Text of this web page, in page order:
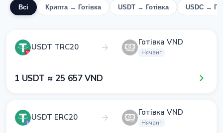
Всі Крипта → Готівка USDT → Готівка USDC →
USDT TRC20 Готівка VND
Нячанг
1​ USDT ≈ 2​5​ 6​5​7​ VND
USDT ERC20 Готівка VND
Нячанг